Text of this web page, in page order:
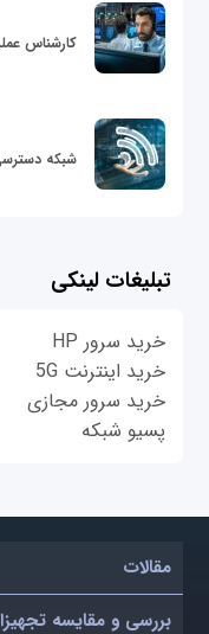
کارشناس
شبکه
تبلیغات لینکی
خرید سرور HP
خرید اینترنت 5G
خرید سرور مجازی
پسیو شبکه
مقالات
بررسی و مقایسه